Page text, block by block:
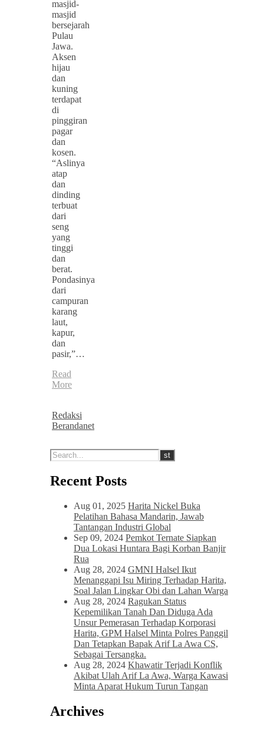
masjid-
masjid
bersejarah
Pulau
Jawa.
Aksen
hijau
dan
kuning
terdapat
di
pinggiran
pagar
dan
kosen.
“Aslinya
atap
dan
dinding
terbuat
dari
seng
yang
tinggi
dan
berat.
Pondasinya
dari
campuran
karang
laut,
kapur,
dan
pasir,”…
Read
More
Redaksi
Berandanet
Recent Posts
Aug 01, 2025 Harita Nickel Buka
Pelatihan Bahasa Mandarin, Jawab
Tantangan Industri Global
Sep 09, 2024 Pemkot Ternate Siapkan
Dua Lokasi Huntara Bagi Korban Banjir
Rua
Aug 28, 2024 GMNI Halsel Ikut
Menanggapi Isu Miring Terhadap Harita,
Soal Jalan Lingkar Obi dan Lahan Warga
Aug 28, 2024 Ragukan Status
Kepemilikan Tanah Dan Diduga Ada
Unsur Pemerasan Terhadap Korporasi
Harita, GPM Halsel Minta Polres Panggil
Dan Tetapkan Bapak Arif La Awa CS,
Sebagai Tersangka.
Aug 28, 2024 Khawatir Terjadi Konflik
Akibat Ulah Arif La Awa, Warga Kawasi
Minta Aparat Hukum Turun Tangan
Archives